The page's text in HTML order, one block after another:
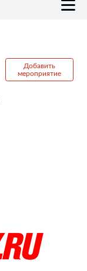
Добавить
мероприятие